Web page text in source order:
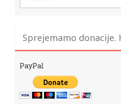
Sprejemamo donacije.
PayPal